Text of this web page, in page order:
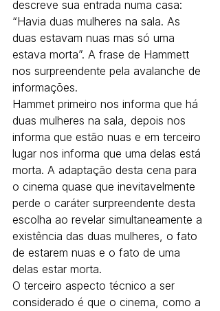
descreve sua entrada numa casa:
“Havia duas mulheres na sala. As
duas estavam nuas mas só uma
estava morta”. A frase de Hammett
nos surpreendente pela avalanche de
informações.
Hammet primeiro nos informa que há
duas mulheres na sala, depois nos
informa que estão nuas e em terceiro
lugar nos informa que uma delas está
morta. A adaptação desta cena para
o cinema quase que inevitavelmente
perde o caráter surpreendente desta
escolha ao revelar simultaneamente a
existência das duas mulheres, o fato
de estarem nuas e o fato de uma
delas estar morta.
O terceiro aspecto técnico a ser
considerado é que o cinema, como a